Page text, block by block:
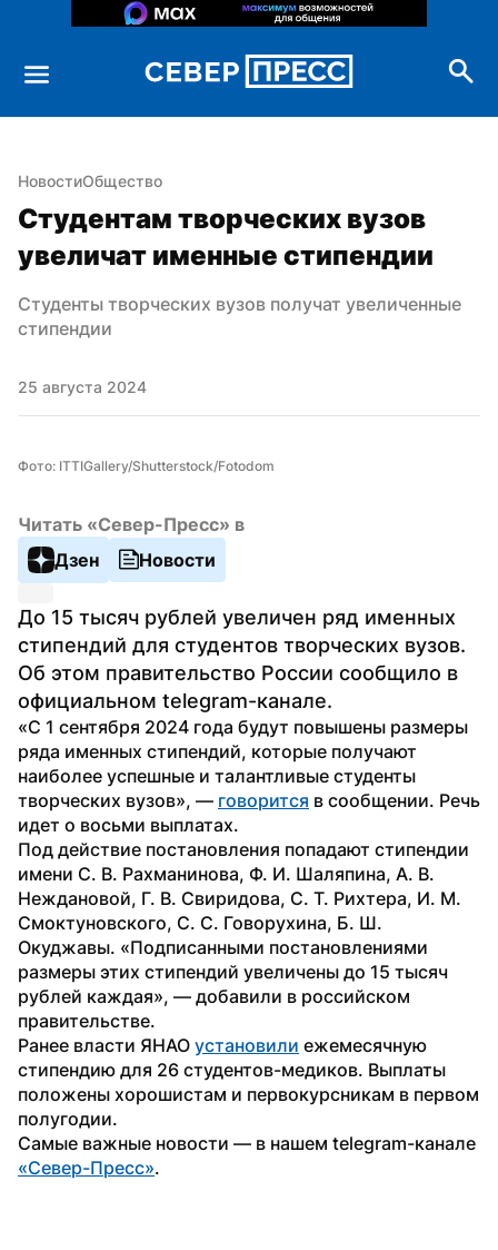
НовостиОбщество
Студентам творческих вузов
увеличат именные стипендии
Студенты творческих вузов получат увеличенные
стипендии
25 августа 2024
Фото: ITTIGallery/Shutterstock/Fotodom
Читать «Север-Пресс» в
Дзен
Новости
До 15 тысяч рублей увеличен ряд именных
стипендий для студентов творческих вузов.
Об этом правительство России сообщило в
официальном telegram-канале.
«С 1 сентября 2024 года будут повышены размеры
ряда именных стипендий, которые получают
наиболее успешные и талантливые студенты
творческих вузов», — говорится в сообщении. Речь
идет о восьми выплатах.
Под действие постановления попадают стипендии
имени С. В. Рахманинова, Ф. И. Шаляпина, А. В.
Неждановой, Г. В. Свиридова, С. Т. Рихтера, И. М.
Смоктуновского, С. С. Говорухина, Б. Ш.
Окуджавы. «Подписанными постановлениями
размеры этих стипендий увеличены до 15 тысяч
рублей каждая», — добавили в российском
правительстве.
Ранее власти ЯНАО установили ежемесячную
стипендию для 26 студентов-медиков. Выплаты
положены хорошистам и первокурсникам в первом
полугодии.
«Север-Пресс».